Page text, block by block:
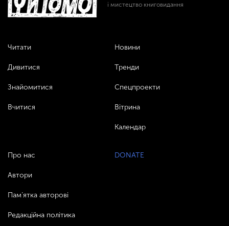
і мистецтво книговидання
Читати
Дивитися
Знайомитися
Вчитися
Новини
Тренди
Спецпроекти
Вітрина
Календар
Про нас
Автори
Пам’ятка авторові
Редакційна політика
DONATE